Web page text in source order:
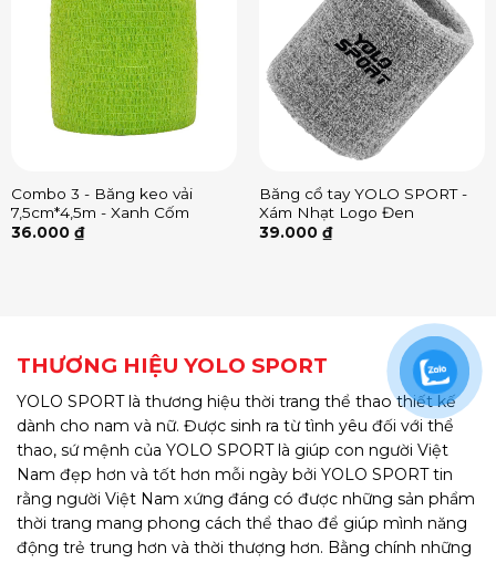
Combo 3 - Băng keo vải
7,5cm*4,5m - Xanh Cốm
36.000 ₫
Băng cổ tay YOLO SPORT -
Xám Nhạt Logo Đen
39.000 ₫
THƯƠNG HIỆU YOLO SPORT
YOLO SPORT là thương hiệu thời trang thể thao thiết kế
dành cho nam và nữ. Được sinh ra từ tình yêu đối với thể
thao, sứ mệnh của YOLO SPORT là giúp con người Việt
Nam đẹp hơn và tốt hơn mỗi ngày bởi YOLO SPORT tin
rằng người Việt Nam xứng đáng có được những sản phẩm
thời trang mang phong cách thể thao để giúp mình năng
động trẻ trung hơn và thời thượng hơn. Bằng chính những